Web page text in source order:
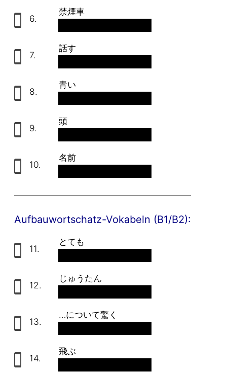
6.
禁煙車
7.
話す
8.
青い
9.
頭
10.
名前
Aufbauwortschatz-Vokabeln (B1/B2):
11.
とても
12.
じゅうたん
13.
…について驚く
14.
飛ぶ